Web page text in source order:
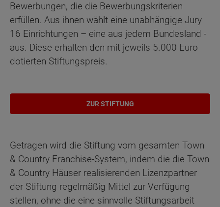
Bewerbungen, die die Bewerbungskriterien
erfüllen. Aus ihnen wählt eine unabhängige Jury
16 Einrichtungen – eine aus jedem Bundesland -
aus. Diese erhalten den mit jeweils 5.000 Euro
dotierten Stiftungspreis.
ZUR STIFTUNG
Getragen wird die Stiftung vom gesamten Town
& Country Franchise-System, indem die die Town
& Country Häuser realisierenden Lizenzpartner
der Stiftung regelmäßig Mittel zur Verfügung
stellen, ohne die eine sinnvolle Stiftungsarbeit